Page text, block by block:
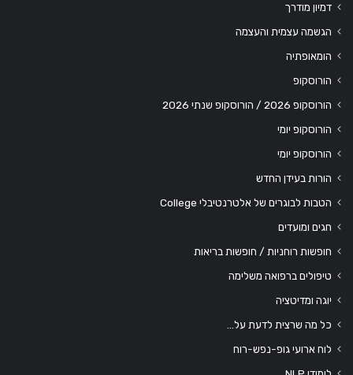
דמיון מודרך
הגשמה עצמית והעצמה
הומאופתיה
הורוסקופ
הורוסקופ 2026 / הורוסקופ שנתי 2026
הורוסקופ יומי
הורוסקופ יומי
הורות בעידן החדש
הטבות לבוגרים של אלטרנטיבלי College
חגים ומועדים
חופשות רוחניות / חופשות בריאות
טיפולים ברפואה משלימה
יוגה ומדיטציה
כל מה שרצית לדעת על…
לוח ארועי גופ-נפש-רוח